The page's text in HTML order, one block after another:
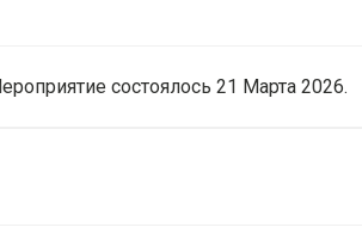
состоялось 21 Марта 2026.